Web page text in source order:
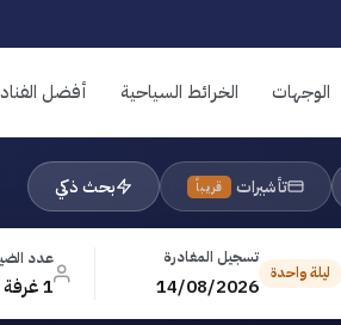
الوجهات الخرائط السياحية أفضل
تأشيرات قريباً بحث ذكي
ليلة واحدة
تسجيل المغادرة
14/08/2026
عدد
1 غرفة · 1 بالغ · 0 طفل